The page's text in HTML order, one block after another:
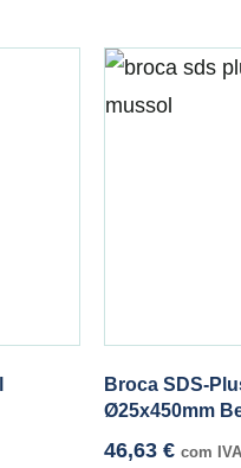
Broca SDS-
Ø25x450mm
46,63 € com IVA